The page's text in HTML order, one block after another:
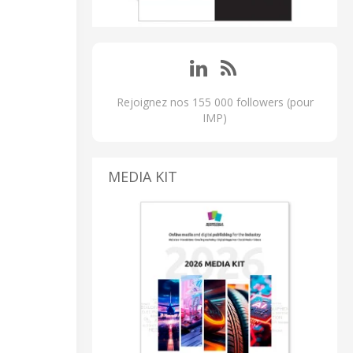
Rejoignez nos 155 000 followers (pour
IMP)
MEDIA KIT